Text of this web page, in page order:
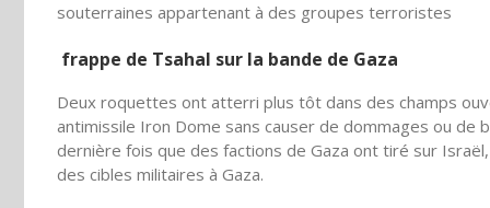
souterraines appartenant à des groupes terroristes
frappe de Tsahal sur la bande de Gaza
Deux roquettes ont atterri plus tôt dans des champs
antimissile Iron Dome sans causer de dommages ou de
dernière fois que des factions de Gaza ont tiré sur
des cibles militaires à Gaza.